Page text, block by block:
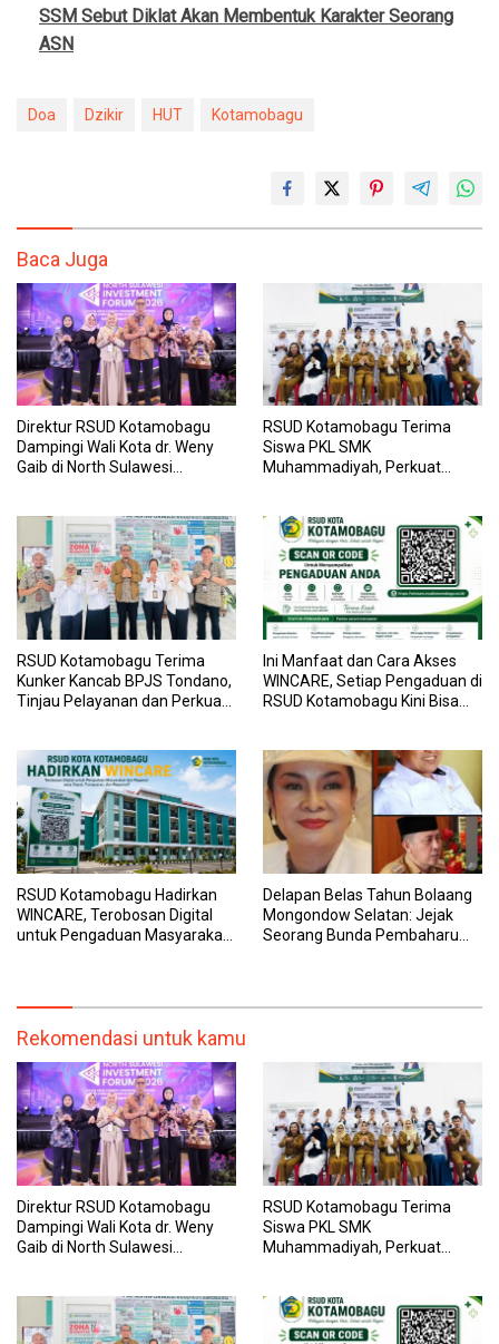
SSM Sebut Diklat Akan Membentuk Karakter Seorang
ASN
Doa Dzikir HUT Kotamobagu
Baca Juga
Direktur RSUD Kotamobagu
Dampingi Wali Kota dr. Weny
Gaib di North Sulawesi
RSUD Kotamobagu Terima
Siswa PKL SMK
Muhammadiyah, Perkuat
RSUD Kotamobagu Terima
Kunker Kancab BPJS Tondano,
Tinjau Pelayanan dan Perkuat
Ini Manfaat dan Cara Akses
WINCARE, Setiap Pengaduan di
RSUD Kotamobagu Kini Bisa
RSUD Kotamobagu Hadirkan
WINCARE, Terobosan Digital
untuk Pengaduan Masyarakat
Delapan Belas Tahun Bolaang
Mongondow Selatan: Jejak
Seorang Bunda Pembaharu
Rekomendasi untuk kamu
Direktur RSUD Kotamobagu
Dampingi Wali Kota dr. Weny
Gaib di North Sulawesi
RSUD Kotamobagu Terima
Siswa PKL SMK
Muhammadiyah, Perkuat